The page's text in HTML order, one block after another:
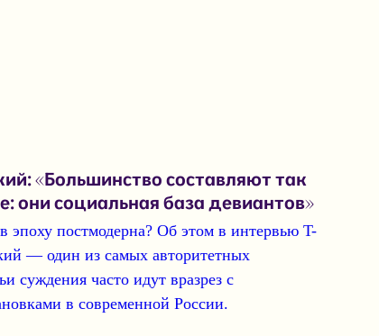
«Большинство составляют так
они социальная база девиантов»
эпоху постмодерна? Об этом в интервью T-
— один из самых авторитетных
суждения часто идут вразрез с
в современной России.